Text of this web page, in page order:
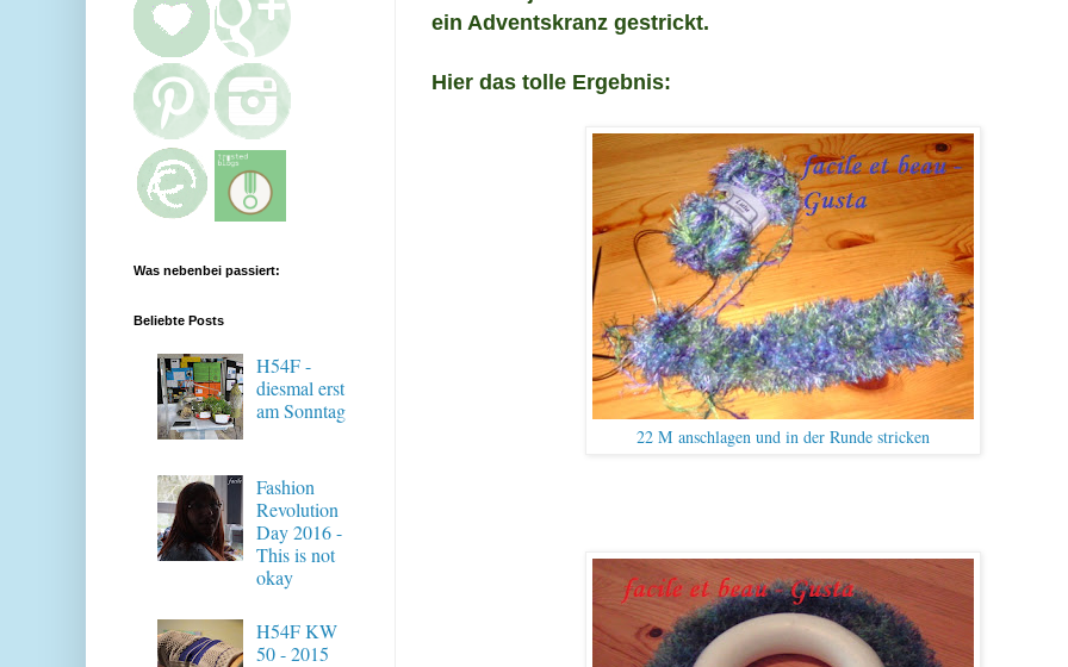
ein Adventskranz gestrickt.
Hier das tolle Ergebnis:
22 M anschlagen und in der Runde stricken
Was nebenbei passiert:
Beliebte Posts
H54F -
diesmal erst
am Sonntag
Fashion
Revolution
Day 2016 -
This is not
okay
H54F KW
50 - 2015